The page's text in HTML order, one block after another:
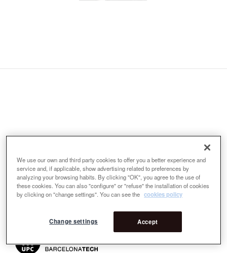
We use our own and third party cookies to offer you a better experience and
service and, if applicable, show advertising related to preferences by
analyzing your browsing habits. By clicking "OK", you agree to the use of
these cookies. You can also "configure" or "refuse" the installation of cookies
by clicking on "change settings". You can see the cookies policy
Accept
Change settings